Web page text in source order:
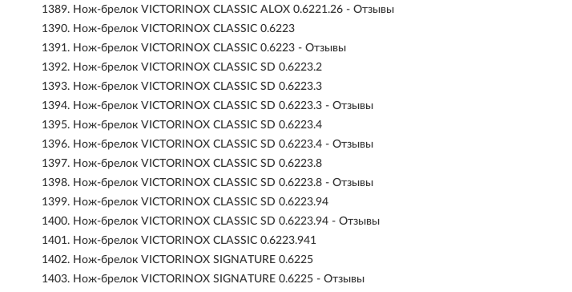
1389. Нож-брелок VICTORINOX CLASSIC ALOX 0.6221.26 - Отзывы
1390. Нож-брелок VICTORINOX CLASSIC 0.6223
1391. Нож-брелок VICTORINOX CLASSIC 0.6223 - Отзывы
1392. Нож-брелок VICTORINOX CLASSIC SD 0.6223.2
1393. Нож-брелок VICTORINOX CLASSIC SD 0.6223.3
1394. Нож-брелок VICTORINOX CLASSIC SD 0.6223.3 - Отзывы
1395. Нож-брелок VICTORINOX CLASSIC SD 0.6223.4
1396. Нож-брелок VICTORINOX CLASSIC SD 0.6223.4 - Отзывы
1397. Нож-брелок VICTORINOX CLASSIC SD 0.6223.8
1398. Нож-брелок VICTORINOX CLASSIC SD 0.6223.8 - Отзывы
1399. Нож-брелок VICTORINOX CLASSIC SD 0.6223.94
1400. Нож-брелок VICTORINOX CLASSIC SD 0.6223.94 - Отзывы
1401. Нож-брелок VICTORINOX CLASSIC 0.6223.941
1402. Нож-брелок VICTORINOX SIGNATURE 0.6225
1403. Нож-брелок VICTORINOX SIGNATURE 0.6225 - Отзывы